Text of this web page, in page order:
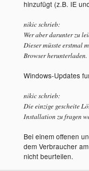
hinzufügt (z.B. IE
nikic schrieb:
Wer aber darunter zu
Dieser müsste erstmal
Browser herunterladen.
Windows-Updates
nikic schrieb:
Die einzige gescheite
Installation zu fragen
Bei einem offenen
dem Verbraucher
nicht beurteilen.